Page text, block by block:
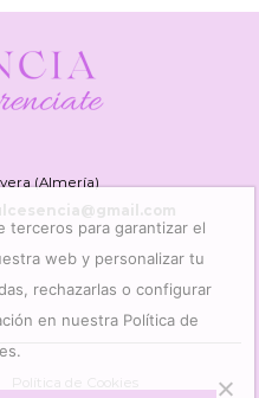
(Almería)
Política de Cookies
terceros para garantizar el
web y personalizar tu
rechazarlas o configurar
en nuestra Política de